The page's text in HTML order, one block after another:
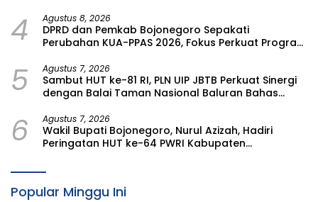
4 Agustus 8, 2026
DPRD dan Pemkab Bojonegoro Sepakati
Perubahan KUA-PPAS 2026, Fokus Perkuat Program
5 Agustus 7, 2026
Sambut HUT ke-81 RI, PLN UIP JBTB Perkuat Sinergi
dengan Balai Taman Nasional Baluran Bahas
Watudodol/Kalipuro
6 Agustus 7, 2026
Wakil Bupati Bojonegoro, Nurul Azizah, Hadiri
Peringatan HUT ke-64 PWRI Kabupaten
Popular Minggu Ini